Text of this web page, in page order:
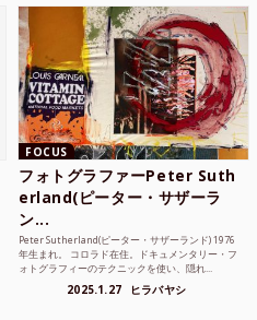
FOCUS
フォトグラファーPeter Suth
erland(ピーター・サザーラ
ン...
Peter Sutherland(ピーター・サザーランド) 1976
年生まれ。 コロラド在住。ドキュメンタリー・フ
ォトグラフィーのテクニックを使い、隠れ...
2025.1.27 ヒラバヤシ